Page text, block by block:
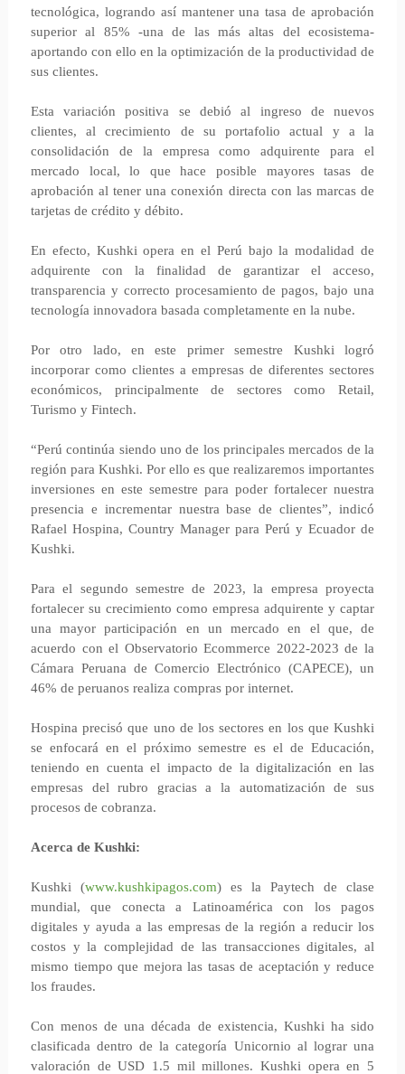
tecnológica, logrando así mantener una tasa de aprobación
superior al 85% -una de las más altas del ecosistema-
aportando con ello en la optimización de la productividad de
sus clientes.
Esta variación positiva se debió al ingreso de nuevos
clientes, al crecimiento de su portafolio actual y a la
consolidación de la empresa como adquirente para el
mercado local, lo que hace posible mayores tasas de
aprobación al tener una conexión directa con las marcas de
tarjetas de crédito y débito.
En efecto, Kushki opera en el Perú bajo la modalidad de
adquirente con la finalidad de garantizar el acceso,
transparencia y correcto procesamiento de pagos, bajo una
tecnología innovadora basada completamente en la nube.
Por otro lado, en este primer semestre Kushki logró
incorporar como clientes a empresas de diferentes sectores
económicos, principalmente de sectores como Retail,
Turismo y Fintech.
“Perú continúa siendo uno de los principales mercados de la
región para Kushki. Por ello es que realizaremos importantes
inversiones en este semestre para poder fortalecer nuestra
presencia e incrementar nuestra base de clientes”, indicó
Rafael Hospina, Country Manager para Perú y Ecuador de
Kushki.
Para el segundo semestre de 2023, la empresa proyecta
fortalecer su crecimiento como empresa adquirente y captar
una mayor participación en un mercado en el que, de
acuerdo con el Observatorio Ecommerce 2022-2023 de la
Cámara Peruana de Comercio Electrónico (CAPECE), un
46% de peruanos realiza compras por internet.
Hospina precisó que uno de los sectores en los que Kushki
se enfocará en el próximo semestre es el de Educación,
teniendo en cuenta el impacto de la digitalización en las
empresas del rubro gracias a la automatización de sus
procesos de cobranza.
Acerca de Kushki:
Kushki (www.kushkipagos.com) es la Paytech de clase
mundial, que conecta a Latinoamérica con los pagos
digitales y ayuda a las empresas de la región a reducir los
costos y la complejidad de las transacciones digitales, al
mismo tiempo que mejora las tasas de aceptación y reduce
los fraudes.
Con menos de una década de existencia, Kushki ha sido
clasificada dentro de la categoría Unicornio al lograr una
valoración de USD 1.5 mil millones. Kushki opera en 5